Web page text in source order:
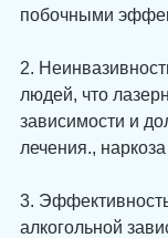
побочными
2.
людей, что
зависимости и
лечения.,
3.
алкогольной